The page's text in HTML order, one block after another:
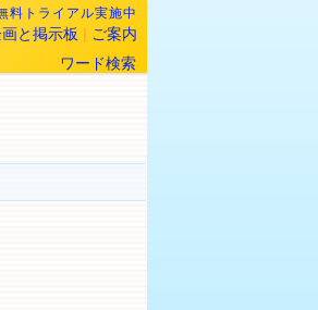
トライアル実施中
と掲示板 | ご案内
ワード検索